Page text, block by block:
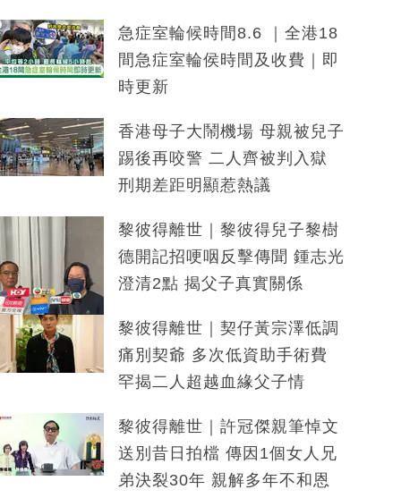
急症室輪候時間8.6 ｜全港18
間急症室輪侯時間及收費｜即
時更新
香港母子大鬧機場 母親被兒子
踢後再咬警 二人齊被判入獄
刑期差距明顯惹熱議
黎彼得離世｜黎彼得兒子黎樹
德開記招哽咽反擊傳聞 鍾志光
澄清2點 揭父子真實關係
黎彼得離世｜契仔黃宗澤低調
痛別契爺 多次低資助手術費
罕揭二人超越血緣父子情
黎彼得離世｜許冠傑親筆悼文
送別昔日拍檔 傳因1個女人兄
弟決裂30年 親解多年不和恩